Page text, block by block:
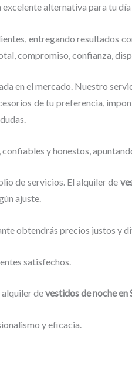
excelente alternativa para tu
entregando resultados
compromiso, confianza,
en el mercado. Nuestro
de tu preferencia,
y honestos,
de servicios. El alquiler de
ajuste.
obtendrás precios justos y
satisfechos.
alquiler devestidos de noche en
y eficacia.